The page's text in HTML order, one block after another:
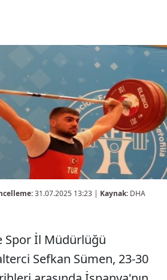
31.07.2025 13:23 | Kaynak: DHA
Spor İl Müdürlüğü
Sefkan Sümen, 23-30